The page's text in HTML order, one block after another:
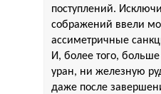
поступлений.
сображений ввели
ассиметричные
И, более того,
уран, ни железную
даже после